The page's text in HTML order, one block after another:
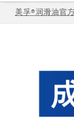
美孚®润滑油官